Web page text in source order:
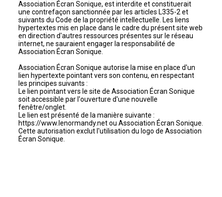
Association Écran Sonique, est interdite et constituerait
une contrefaçon sanctionnée par les articles L335-2 et
suivants du Code de la propriété intellectuelle. Les liens
hypertextes mis en place dans le cadre du présent site web
en direction d'autres ressources présentes sur le réseau
internet, ne sauraient engager la responsabilité de
Association Écran Sonique.
Association Écran Sonique autorise la mise en place d'un
lien hypertexte pointant vers son contenu, en respectant
les principes suivants :
Le lien pointant vers le site de Association Écran Sonique
soit accessible par l'ouverture d'une nouvelle
fenêtre/onglet.
Le lien est présenté de la manière suivante :
https://www.lenormandy.net ou Association Écran Sonique.
Cette autorisation exclut l'utilisation du logo de Association
Écran Sonique.